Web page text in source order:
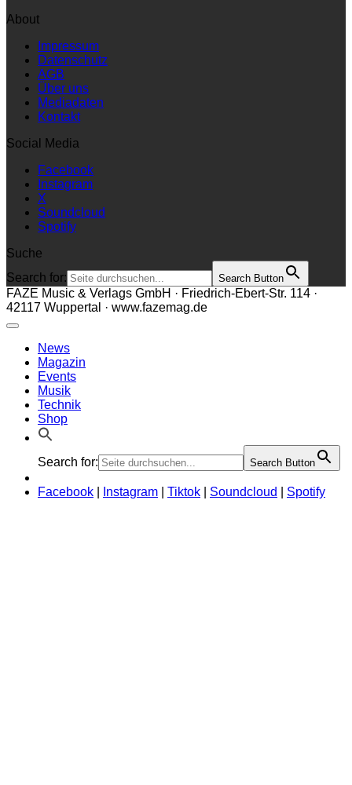
About
Impressum
Datenschutz
AGB
Über uns
Mediadaten
Kontakt
Social Media
Facebook
Instagram
X
Soundcloud
Spotify
Suche
Search for:
Search Button
FAZE Music & Verlags GmbH · Friedrich-Ebert-Str. 114 ·
42117 Wuppertal · www.fazemag.de
News
Magazin
Events
Musik
Technik
Shop
Search for: Search Button
Facebook Instagram Tiktok Soundcloud Spotify